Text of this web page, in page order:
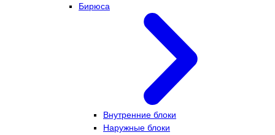
Бирюса
Внутренние блоки
Наружные блоки